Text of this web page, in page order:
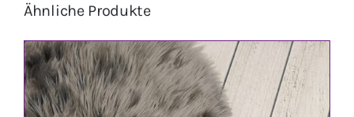
Ähnliche Produkte